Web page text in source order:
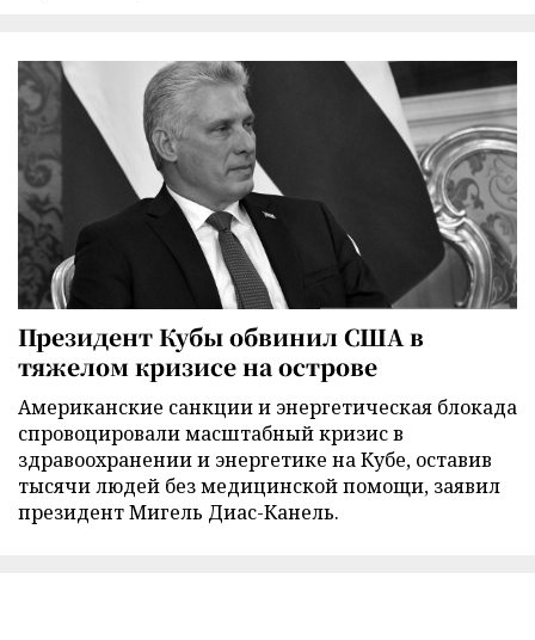
Президент Кубы обвинил США в
тяжелом кризисе на острове
Американские санкции и энергетическая блокада
спровоцировали масштабный кризис в
здравоохранении и энергетике на Кубе, оставив
тысячи людей без медицинской помощи, заявил
президент Мигель Диас-Канель.